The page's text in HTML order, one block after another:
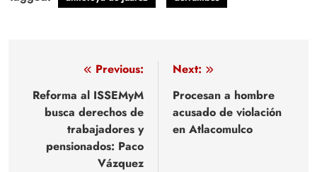
Navegación
de
entradas
Previous:
Reforma al ISSEMyM
busca derechos de
trabajadores y
pensionados: Paco
Vázquez
Next:
Procesan a hombre
acusado de violación
en Atlacomulco